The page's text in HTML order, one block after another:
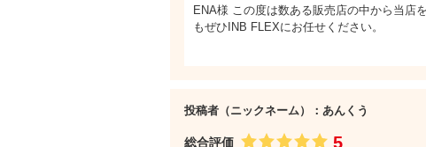
ENA様 この度は数ある販売店の中から当店
もぜひINB FLEXにお任せください。
投稿者（ニックネーム）：あんくう
総合評価 5